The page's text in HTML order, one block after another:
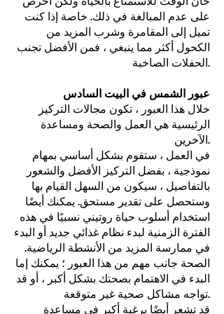
على عدم المبالغة في ذلك. خاصة إذا كنت
تميل إلى المقامرة وشرب المزيد من
الكحول أكثر مما ينبغي ، فمن الأفضل تجنب
الحفلات الصاخبة.
عبور الشمس في البيت السادس
خلال هذا العبور ، تكون مجالات التركيز
الرئيسية هي العمل والصحة ومساعدة
الآخرين.
في العمل ، ستقوم بشكل أساسي بمهام
نموذجية ، بفضل التركيز الأفضل والشعور
بالتفاصيل ، سيكون من السهل القيام بها
وستحصل على تقدير مستحق. يمكنك أيضًا
استخدام أسلوب حياة روتيني نسبيًا في هذه
الفترة الزمنية لبدء نظام غذائي جديد أو البدء
في ممارسة المزيد من الأنشطة الرياضية.
الصحة جانب مهم من هذا العبور ؛ يمكنك إما
البدء في الاهتمام بصحتك بشكل أكبر ، أو قد
تواجه مشاكل صحية غير متوقعة.
قد تشعر أيضًا برغبة أكبر في مساعدة